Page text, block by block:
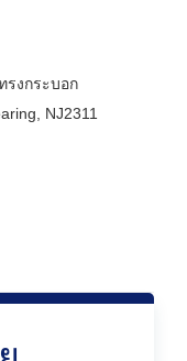
รงกระบอก
NJ2311